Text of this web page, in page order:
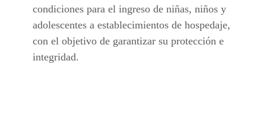
condiciones para el ingreso de niñas, niños y
adolescentes a establecimientos de hospedaje,
con el objetivo de garantizar su protección e
integridad.